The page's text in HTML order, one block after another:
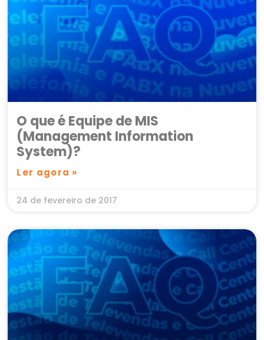
O que é Equipe de MIS
(Management Information
System)?
Ler agora »
24 de fevereiro de 2017